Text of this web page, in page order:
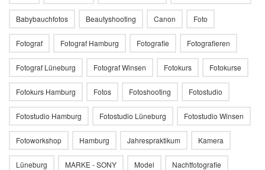
Babybauchfotos Beautyshooting Canon Foto
Fotograf Fotograf Hamburg Fotografie Fotografieren
Fotograf Lüneburg Fotograf Winsen Fotokurs Fotokurse
Fotokurs Hamburg Fotos Fotoshooting Fotostudio
Fotostudio Hamburg Fotostudio Lüneburg Fotostudio Winsen
Fotoworkshop Hamburg Jahrespraktikum Kamera
Lüneburg MARKE - SONY Model Nachtfotografie